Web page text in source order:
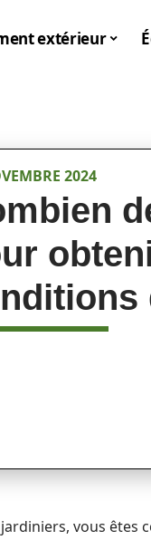
extérieur
2024
vous êtes